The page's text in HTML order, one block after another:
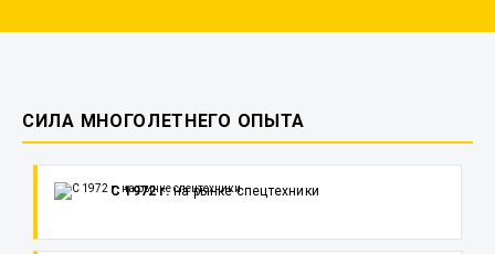
СИЛА МНОГОЛЕТНЕГО ОПЫТА
С 1972 г.на рынке спецтехники